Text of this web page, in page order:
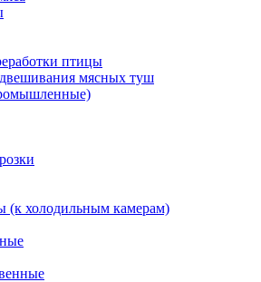
птицы
мясных туш
(к холодильным камерам)